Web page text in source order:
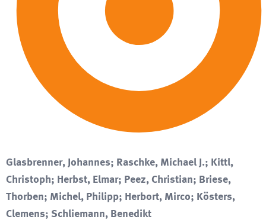
Glasbrenner, Johannes; Raschke, Michael J.; Kittl,
Christoph; Herbst, Elmar; Peez, Christian; Briese,
Thorben; Michel, Philipp; Herbort, Mirco; Kösters,
Clemens; Schliemann, Benedikt